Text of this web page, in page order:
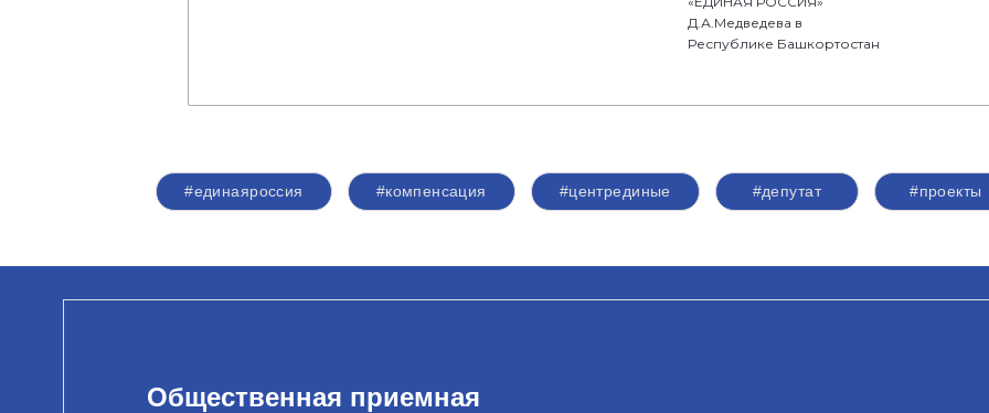
Д.А.Медведева в
Республике Башкортостан
#единаяроссия #компенсация #центрединые #депутат #проекты
Общественная приемная